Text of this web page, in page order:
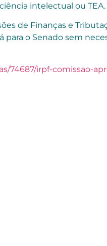
intelectual ou TEA.
de Finanças e
para o Senado sem
74687/irpf-comissao-